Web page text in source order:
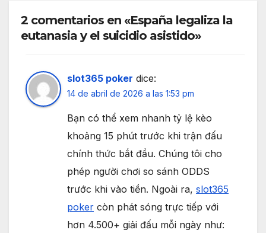
2 comentarios en «España legaliza la
eutanasia y el suicidio asistido»
slot365 poker dice:
14 de abril de 2026 a las 1:53 pm
Bạn có thể xem nhanh tỷ lệ kèo
khoảng 15 phút trước khi trận đấu
chính thức bắt đầu. Chúng tôi cho
phép người chơi so sánh ODDS
trước khi vào tiền. Ngoài ra, slot365
poker còn phát sóng trực tiếp với
hơn 4.500+ giải đấu mỗi ngày như: